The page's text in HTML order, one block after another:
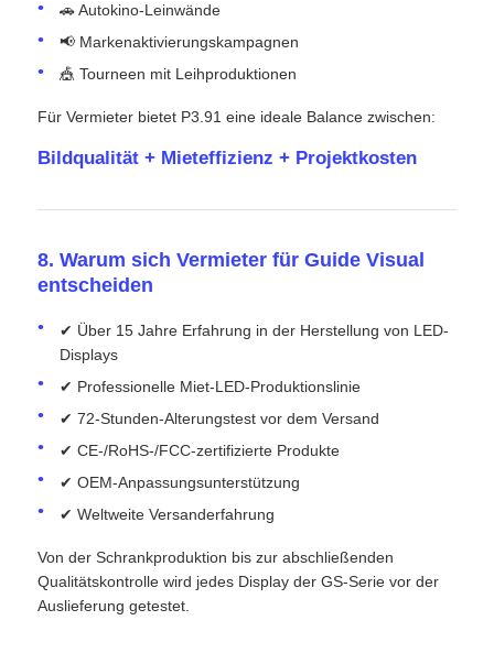
🚗 Autokino-Leinwände
📢 Markenaktivierungskampagnen
🎪 Tourneen mit Leihproduktionen
Für Vermieter bietet P3.91 eine ideale Balance zwischen:
Bildqualität + Mieteffizienz + Projektkosten
8. Warum sich Vermieter für Guide Visual
entscheiden
✔ Über 15 Jahre Erfahrung in der Herstellung von LED-
Displays
✔ Professionelle Miet-LED-Produktionslinie
✔ 72-Stunden-Alterungstest vor dem Versand
✔ CE-/RoHS-/FCC-zertifizierte Produkte
✔ OEM-Anpassungsunterstützung
✔ Weltweite Versanderfahrung
Von der Schrankproduktion bis zur abschließenden
Qualitätskontrolle wird jedes Display der GS-Serie vor der
Auslieferung getestet.